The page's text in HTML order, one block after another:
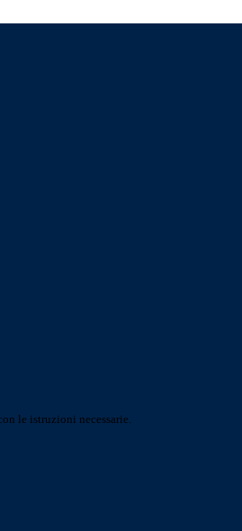
le istruzioni necessarie.